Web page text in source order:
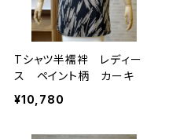
Tシャツ半襦袢 レディー
ス ペイント柄 カーキ
¥10,780